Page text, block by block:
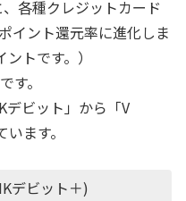
各種クレジットカード
イント還元率に進化しま
トです。）
す。
デビット」から「V
ます。
デビット＋)